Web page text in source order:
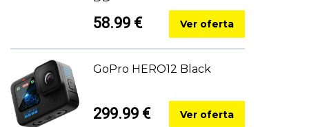
58.99 € Ver oferta
GoPro HERO12 Black
299.99 € Ver oferta